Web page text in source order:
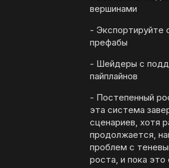
вершинами
- Экспортируйте
префабы
- Шейдеры с
пайплайнов
- Постепенный
эта система
сценариев, хотя
продолжается,
проблем с
роста, и пока